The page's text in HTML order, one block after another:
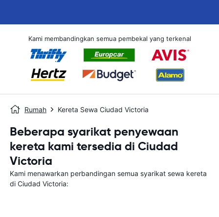
Kami membandingkan semua pembekal yang terkenal
Rumah Kereta Sewa Ciudad Victoria
Beberapa syarikat penyewaan
kereta kami tersedia di Ciudad
Victoria
Kami menawarkan perbandingan semua syarikat sewa kereta
di Ciudad Victoria: